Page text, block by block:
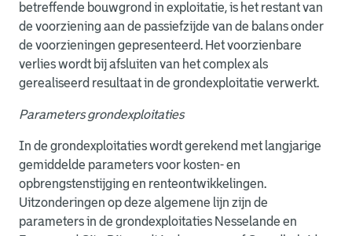
betreffende bouwgrond in exploitatie, is het restant van
de voorziening aan de passiefzijde van de balans onder
de voorzieningen gepresenteerd. Het voorzienbare
verlies wordt bij afsluiten van het complex als
gerealiseerd resultaat in de grondexploitatie verwerkt.
Parameters grondexploitaties
In de grondexploitaties wordt gerekend met langjarige
gemiddelde parameters voor kosten- en
opbrengstenstijging en renteontwikkelingen.
Uitzonderingen op deze algemene lijn zijn de
parameters in de grondexploitaties Nesselande en